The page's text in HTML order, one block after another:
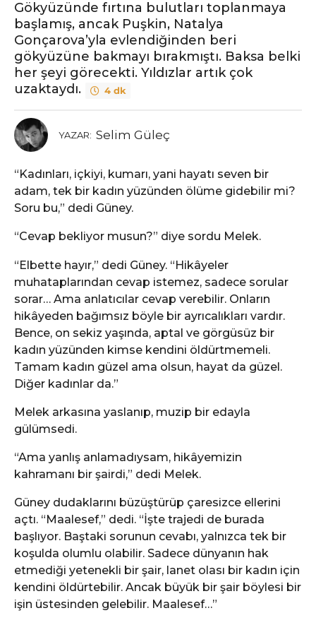
Gökyüzünde fırtına bulutları toplanmaya
başlamış, ancak Puşkin, Natalya
Gonçarova’yla evlendiğinden beri
gökyüzüne bakmayı bırakmıştı. Baksa belki
her şeyi görecekti. Yıldızlar artık çok
uzaktaydı.
4 dk
YAZAR: Selim Güleç
“Kadınları, içkiyi, kumarı, yani hayatı seven bir
adam, tek bir kadın yüzünden ölüme gidebilir mi?
Soru bu,” dedi Güney.
“Cevap bekliyor musun?” diye sordu Melek.
“Elbette hayır,” dedi Güney. “Hikâyeler
muhataplarından cevap istemez, sadece sorular
sorar… Ama anlatıcılar cevap verebilir. Onların
hikâyeden bağımsız böyle bir ayrıcalıkları vardır.
Bence, on sekiz yaşında, aptal ve görgüsüz bir
kadın yüzünden kimse kendini öldürtmemeli.
Tamam kadın güzel ama olsun, hayat da güzel.
Diğer kadınlar da.”
Melek arkasına yaslanıp, muzip bir edayla
gülümsedi.
“Ama yanlış anlamadıysam, hikâyemizin
kahramanı bir şairdi,” dedi Melek.
Güney dudaklarını büzüştürüp çaresizce ellerini
açtı. “Maalesef,” dedi. “İşte trajedi de burada
başlıyor. Baştaki sorunun cevabı, yalnızca tek bir
koşulda olumlu olabilir. Sadece dünyanın hak
etmediği yetenekli bir şair, lanet olası bir kadın için
kendini öldürtebilir. Ancak büyük bir şair böylesi bir
işin üstesinden gelebilir. Maalesef…”